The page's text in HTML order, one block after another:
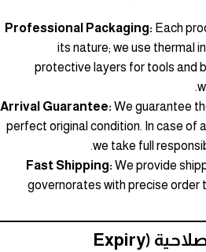
Professional Packaging: Each
its nature; we use thermal
protective layers for tools and
Arrival Guarantee: We guarantee
perfect original condition. In case of
we take full
Fast Shipping: We provide
governorates with precise order
📅 سياسة فحص الصلاحية (Expiry